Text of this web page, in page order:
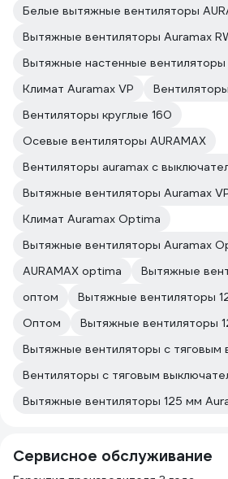
Белые вытяжные вентиляторы
Вытяжные вентиляторы Auramax
Вытяжные настенные вентиляторы
Климат Auramax VP
Вентиляторы круглые 160
Осевые вентиляторы AURAMAX
Вентиляторы auramax с
Вытяжные вентиляторы Auramax
Климат Auramax Optima
Вытяжные вентиляторы Auramax
AURAMAX optima
Вытяжные
оптом
Вытяжные вентиляторы
Оптом
Вытяжные вентиляторы
Вытяжные вентиляторы с тяговым
Вентиляторы с тяговым
Вытяжные вентиляторы 125 мм
Сервисное обслуживание